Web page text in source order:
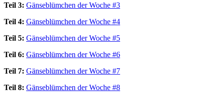
Teil 3: Gänseblümchen der Woche #3
Teil 4: Gänseblümchen der Woche #4
Teil 5: Gänseblümchen der Woche #5
Teil 6: Gänseblümchen der Woche #6
Teil 7: Gänseblümchen der Woche #7
Teil 8: Gänseblümchen der Woche #8